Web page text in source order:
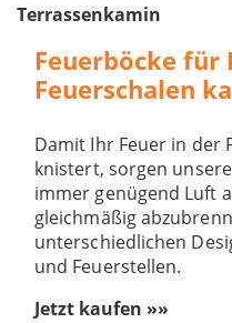
Feuerböcke für
Feuerschalen
Damit Ihr Feuer in der
knistert, sorgen
immer genügend Luft
gleichmäßig
unterschiedlichen
und Feuerstellen.
Jetzt kaufen »»